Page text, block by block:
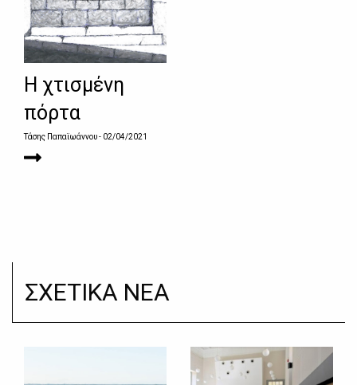
Η χτισμένη
πόρτα
Τάσης Παπαϊωάννου- 02/04/2021
ΣΧΕΤΙΚΑ ΝΕΑ